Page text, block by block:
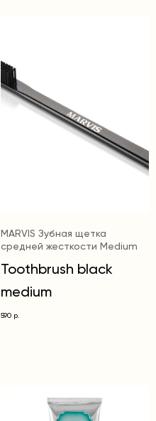
MARVIS Зубная щетка
средней жесткости Medium
Toothbrush black
medium
590 р.